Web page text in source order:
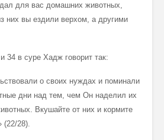
для вас домашних животных,
них вы ездили верхом, а другими
34 в суре Хадж говорит так:
о своих нуждах и поминали
дни над тем, чем Он наделил их
Вкушайте от них и кормите
(22/28).